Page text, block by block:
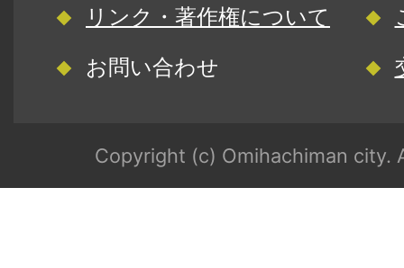
リンク・著作権について
お問い合わせ
Copyright (c) Omihachiman city.